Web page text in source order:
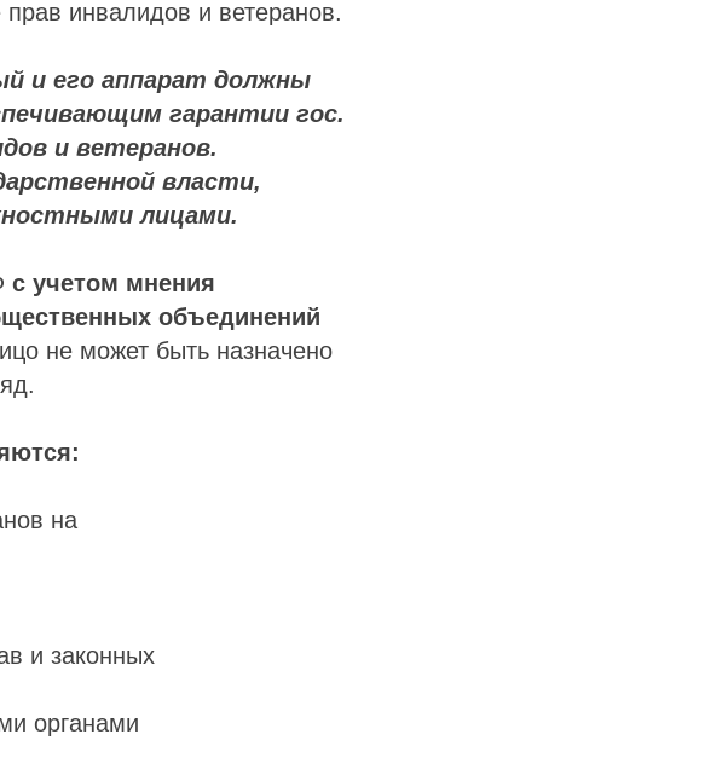
инвалидов и ветеранов.
и его аппарат должны
гарантии гос.
и ветеранов.
власти,
лицами.
с учетом мнения
объединений
не может быть назначено
на
и законных
органами